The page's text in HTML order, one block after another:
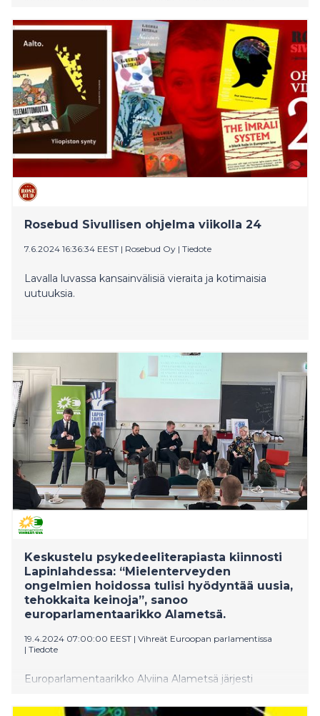
Rosebud Sivullisen ohjelma viikolla 24
7.6.2024 16:36:34 EEST | Rosebud Oy | Tiedote
Lavalla luvassa kansainvälisiä vieraita ja kotimaisia
uutuuksia.
Keskustelu psykedeeliterapiasta kiinnosti
Lapinlahdessa: “Mielenterveyden
ongelmien hoidossa tulisi hyödyntää uusia,
tehokkaita keinoja”, sanoo
europarlamentaarikko Alametsä.
19.4.2024 07:00:00 EEST | Vihreät Euroopan parlamentissa
| Tiedote
Europarlamentaarikko Alviina Alametsä järjesti
keskustelutilaisuuden koskien psykedeeliavusteista